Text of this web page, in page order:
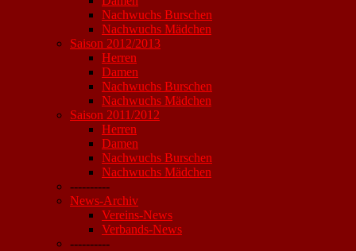
Nachwuchs Burschen
Nachwuchs Mädchen
Saison 2012/2013
Herren
Damen
Nachwuchs Burschen
Nachwuchs Mädchen
Saison 2011/2012
Herren
Damen
Nachwuchs Burschen
Nachwuchs Mädchen
----------
News-Archiv
Vereins-News
Verbands-News
----------